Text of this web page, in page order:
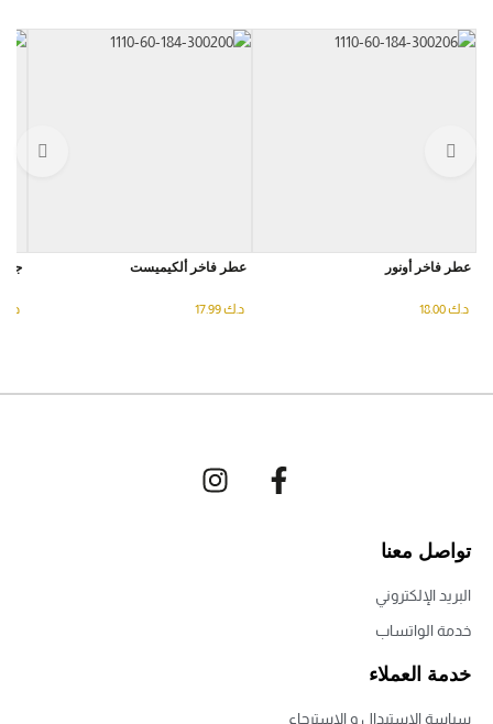
عطر فاخر أونور
د.ك
عطر فاخر ألكيميست
د.ك د.ك
تواصل معنا
البريد الإلكتروني
خدمة الواتساب
خدمة العملاء
سياسة الاستبدال و الاسترجاع